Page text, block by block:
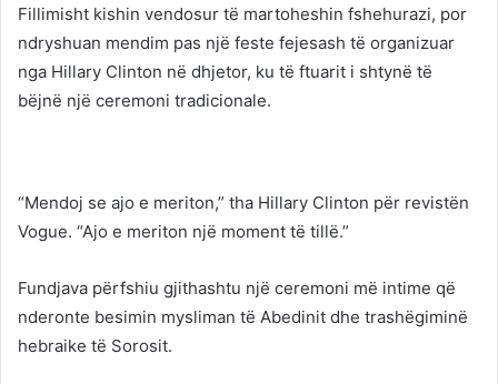
Fillimisht kishin vendosur të martoheshin fshehurazi, por
ndryshuan mendim pas një feste fejesash të organizuar
nga Hillary Clinton në dhjetor, ku të ftuarit i shtynë të
bëjnë një ceremoni tradicionale.
“Mendoj se ajo e meriton,” tha Hillary Clinton për revistën
Vogue. “Ajo e meriton një moment të tillë.”
Fundjava përfshiu gjithashtu një ceremoni më intime që
nderonte besimin mysliman të Abedinit dhe trashëgiminë
hebraike të Sorosit.